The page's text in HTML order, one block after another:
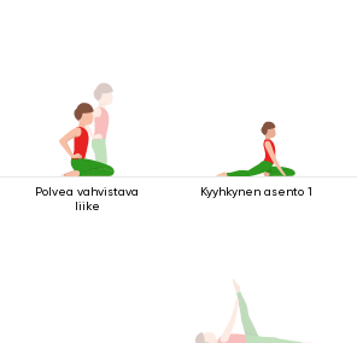
Polvea vahvistava
liike
Kyyhkynen asento 1